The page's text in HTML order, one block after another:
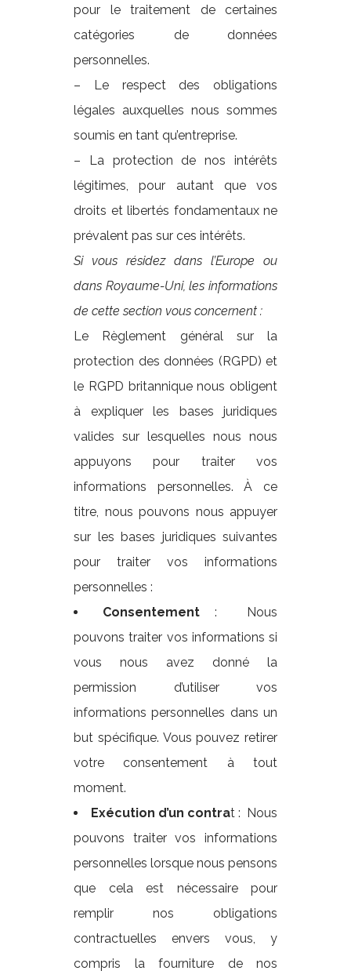
pour le traitement de certaines
catégories de données
personnelles.
– Le respect des obligations
légales auxquelles nous sommes
soumis en tant qu’entreprise.
– La protection de nos intérêts
légitimes, pour autant que vos
droits et libertés fondamentaux ne
prévalent pas sur ces intérêts.
Si vous résidez dans l’Europe ou
dans Royaume-Uni, les informations
de cette section vous concernent :
Le Règlement général sur la
protection des données (RGPD) et
le RGPD britannique nous obligent
à expliquer les bases juridiques
valides sur lesquelles nous nous
appuyons pour traiter vos
informations personnelles. À ce
titre, nous pouvons nous appuyer
sur les bases juridiques suivantes
pour traiter vos informations
personnelles :
Consentement : Nous
pouvons traiter vos informations si
vous nous avez donné la
permission d’utiliser vos
informations personnelles dans un
but spécifique. Vous pouvez retirer
votre consentement à tout
moment.
Exécution d’un contrat : Nous
pouvons traiter vos informations
personnelles lorsque nous pensons
que cela est nécessaire pour
remplir nos obligations
contractuelles envers vous, y
compris la fourniture de nos